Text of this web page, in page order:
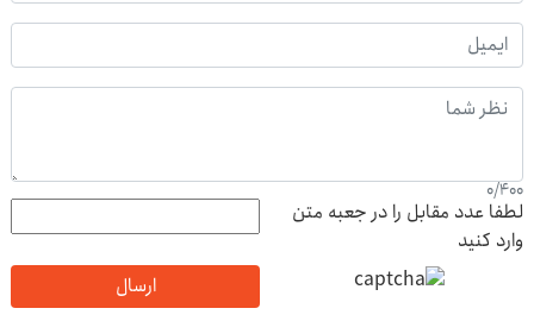
0/400
لطفا عدد مقابل را در جعبه متن
وارد کنید
ارسال